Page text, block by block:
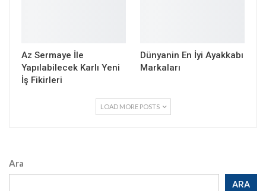
Az Sermaye İle
Yapılabilecek Karlı Yeni
İş Fikirleri
Dünyanin En İyi Ayakkabı
Markaları
LOAD MORE POSTS
Ara
ARA